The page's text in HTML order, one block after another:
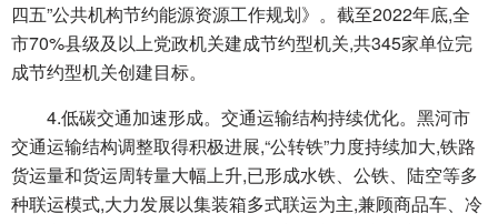
四五”公共机构节约能源资源工作规划》。截至2022年底,全
市70%县级及以上党政机关建成节约型机关,共345家单位完
成节约型机关创建目标。
4.低碳交通加速形成。交通运输结构持续优化。黑河市
交通运输结构调整取得积极进展,“公转铁”力度持续加大,铁路
货运量和货运周转量大幅上升,已形成水铁、公铁、陆空等多
种联运模式,大力发展以集装箱多式联运为主,兼顾商品车、冷